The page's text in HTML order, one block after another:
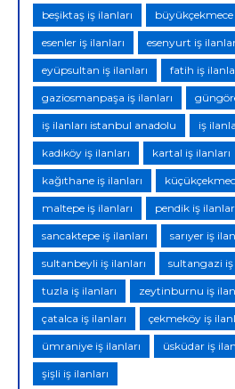
beşiktaş iş ilanları büyükçekmece
esenler iş ilanları esenyurt iş
eyüpsultan iş ilanları fatih iş
gaziosmanpaşa iş ilanları
iş ilanları istanbul anadolu iş
kadıköy iş ilanları kartal iş ilanları
kağıthane iş ilanları
maltepe iş ilanları pendik iş
sancaktepe iş ilanları sarıyer iş
sultanbeyli iş ilanları sultangazi iş
tuzla iş ilanları zeytinburnu iş
çatalca iş ilanları çekmeköy iş
ümraniye iş ilanları üsküdar iş
şişli iş ilanları